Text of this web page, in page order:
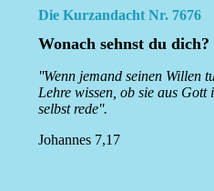
Die Kurzandacht Nr. 7676
Wonach sehnst du dich?
''Wenn jemand seinen Willen
Lehre wissen, ob sie aus
selbst rede''.
Johannes 7,17